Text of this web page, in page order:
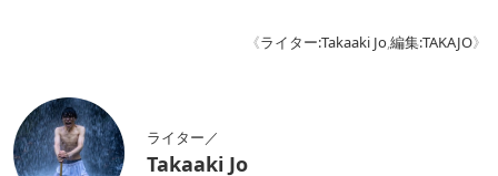
《ライター:Takaaki Jo,編集:TAKAJO》
ライター／
Takaaki Jo